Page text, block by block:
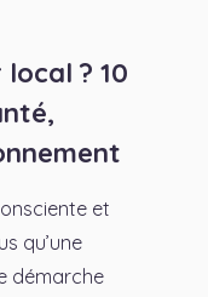
? 10
et
qu’une
démarche